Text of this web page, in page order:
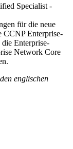
Specialist -
für die neue
CCNP Enterprise-
Enterprise-
Network Core
englischen